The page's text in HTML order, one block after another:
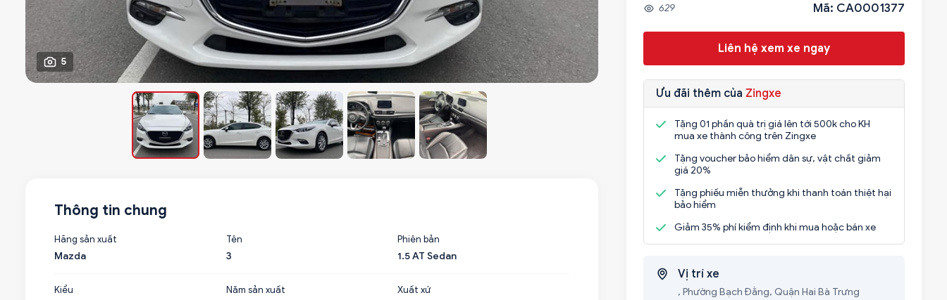
5
629 Mã: CA0001377
Liên hệ xem xe ngay
Ưu đãi thêm của Zingxe
Tặng 01 phần quà trị giá lên tới 500k cho KH
mua xe thành công trên Zingxe
Tặng voucher bảo hiểm dân sự, vật chất giảm
giá 20%
Tặng phiếu miễn thưởng khi thanh toán thiệt hại
bảo hiểm
Giảm 35% phí kiểm định khi mua hoặc bán xe
Vị trí xe
, Phường Bạch Đằng, Quận Hai Bà Trưng
Thông tin chung
Hãng sản xuất
Mazda
Tên
3
Phiên bản
1.5 AT Sedan
Kiểu
Năm sản xuất
Xuất xứ